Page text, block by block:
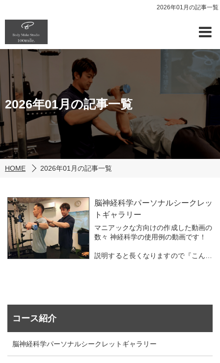
2026年01月の記事一覧
2026年01月の記事一覧
HOME 2026年01月の記事一覧
脳神経科学パーソナルシークレッ
トギャラリー
マニアックな方向けの作成した動画の
数々 神経科学の使用例の動画です！
説明すると長くなりますので『こんな
コース紹介
脳神経科学パーソナルシークレットギャラリー